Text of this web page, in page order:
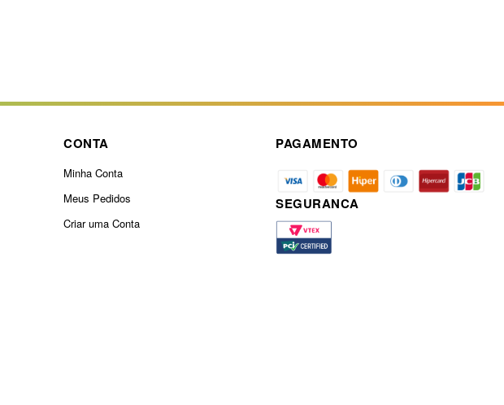
CONTA
Minha Conta
Meus Pedidos
Criar uma Conta
PAGAMENTO
SEGURANCA